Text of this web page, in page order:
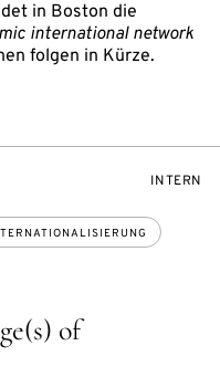
in Boston die
international network
folgen in Kürze.
of
INTERN